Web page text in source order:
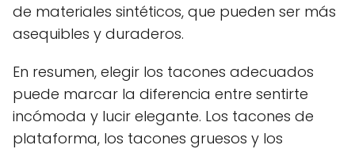
de materiales sintéticos, que pueden ser más
asequibles y duraderos.
En resumen, elegir los tacones adecuados
puede marcar la diferencia entre sentirte
incómoda y lucir elegante. Los tacones de
plataforma, los tacones gruesos y los